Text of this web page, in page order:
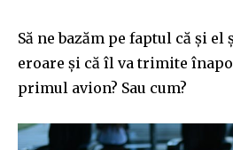
Să ne bazăm pe faptul că și el
eroare și că îl va trimite
primul avion? Sau cum?